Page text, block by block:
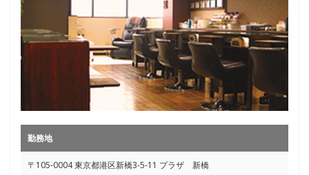
勤務地
〒105-0004 東京都港区新橋3-5-11 プラザ 新橋